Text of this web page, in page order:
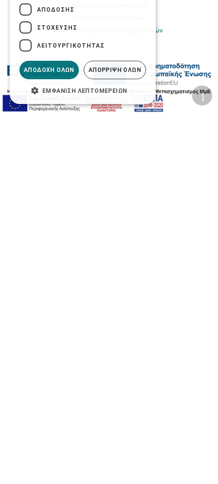
Πολιτική Ασφάλειας Πληροφοριών
ΑΠΌΔΟΣΗΣ
ΣΤΌΧΕΥΣΗΣ
ΛΕΙΤΟΥΡΓΙΚΌΤΗΤΑΣ
ΑΠΟΔΟΧΉ ΌΛΩΝ ΑΠΌΡΡΙΨΗ ΌΛΩΝ
ΕΜΦΆΝΙΣΗ ΛΕΠΤΟΜΕΡΕΙΏΝ